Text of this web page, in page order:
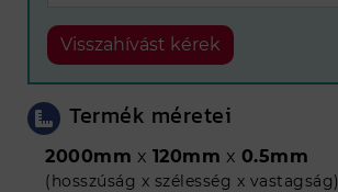
Visszahívást kérek
Termék méretei
2000mm x 120mm x 0.5mm
(hosszúság x szélesség x vastagság)